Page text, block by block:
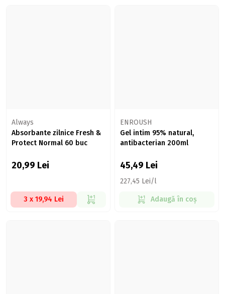
Always
Absorbante zilnice Fresh &
Protect Normal 60 buc
20,99 Lei
3 x 19,94 Lei
ENROUSH
Gel intim 95% natural,
antibacterian 200ml
45,49 Lei
227,45 Lei/l
Adaugă în coș